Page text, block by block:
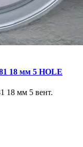
18 мм 5 HOLE
18 мм 5 вент.